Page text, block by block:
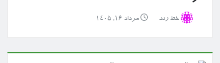
خط رند مرداد ۱۶, ۱۴۰۵